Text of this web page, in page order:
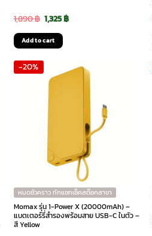
1,890฿ Original
price
was:
1,890 ฿.
1,325฿Current
1,325 ฿.
Add to cart
-20%
หมดชั่วคราว ทักแชทเช็คสต๊อกสาขา
Momax รุ่น 1-Power X (20000mAh) –
แบตเตอร์รี่สำรองพร้อมสาย USB-C ในตัว –
สี Yellow